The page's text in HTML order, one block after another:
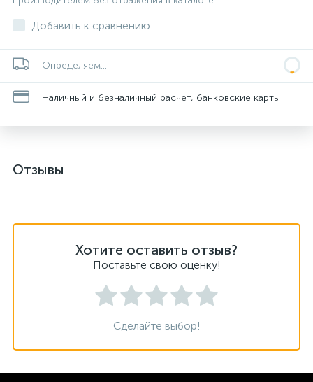
Добавить к сравнению
Определяем...
Наличный и безналичный расчет, банковские карты
Отзывы
Хотите оставить отзыв?
Поставьте свою оценку!
Сделайте выбор!